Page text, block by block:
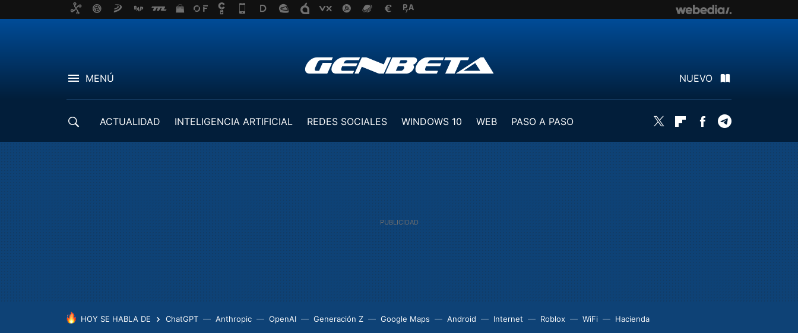
MENÚ NUEVO
ACTUALIDAD INTELIGENCIA ARTIFICIAL REDES SOCIALES WINDOWS 10 WEB
PASO A PASO
Twitter FlipboardFacebook
HOY SE HABLA DE ChatGPT Anthropic OpenAI Generación Z Google Maps Android Internet Roblox WiFi Hacienda